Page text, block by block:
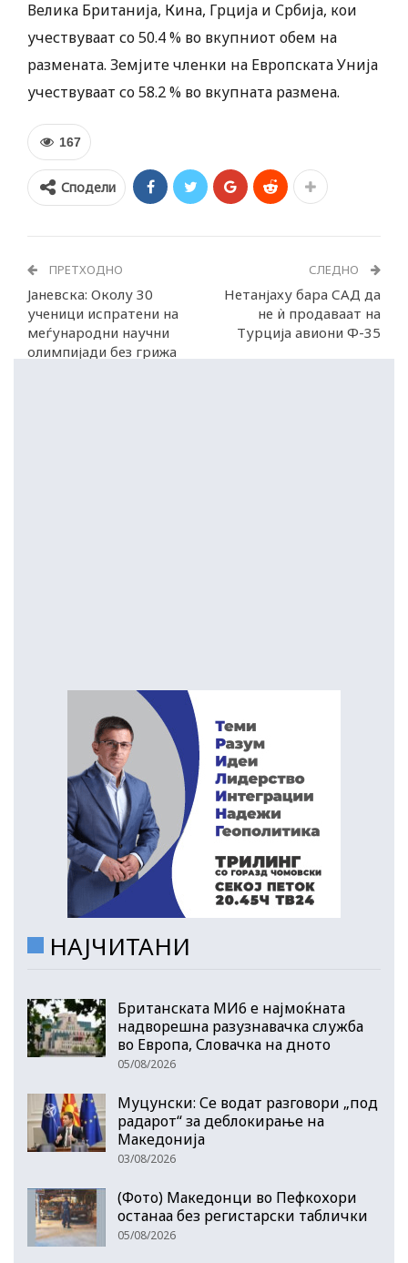
Велика Британија, Кина, Грција и Србија, кои
учествуваат со 50.4 % во вкупниот обем на
размената. Земјите членки на Европската Унија
учествуваат со 58.2 % во вкупната размена.
167
Сподели
ПРЕТХОДНО
Јаневска: Околу 30
ученици испратени на
меѓународни научни
олимпијади без грижа
СЛЕДНО
Нетанјаху бара САД да
не ѝ продаваат на
Турција авиони Ф-35
НАЈЧИТАНИ
Британската МИ6 е најмоќната
надворешна разузнавачка служба
во Европа, Словачка на дното
05/08/2026
Муцунски: Се водат разговори „под
радарот“ за деблокирање на
Македонија
03/08/2026
(Фото) Македонци во Пефкохори
останаа без регистарски таблички
05/08/2026